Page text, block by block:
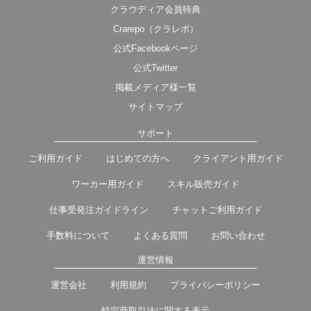
クラウディア会員特典
Crarepo（クラレポ）
公式Facebookページ
公式Twitter
掲載メディア様一覧
サイトマップ
サポート
ご利用ガイド はじめての方へ クライアント用ガイド
ワーカー用ガイド スキル販売ガイド
仕事受発注ガイドライン チャットご利用ガイド
手数料について よくある質問 お問い合わせ
運営情報
運営会社 利用規約 プライバシーポリシー